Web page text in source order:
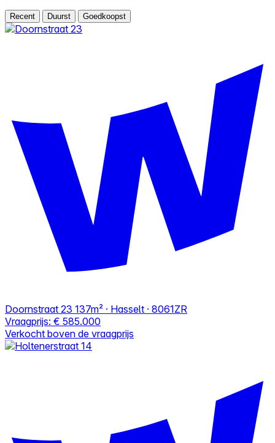
Recent Duurst Goedkoopst
Doornstraat 23 137m² · Hasselt · 8061ZR
Vraagprijs: € 585.000
Verkocht boven de vraagprijs